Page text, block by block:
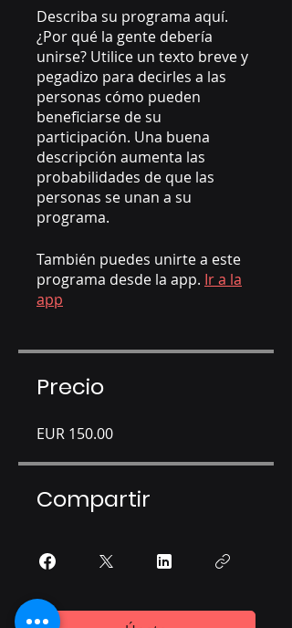
Describa su programa aquí.
¿Por qué la gente debería
unirse? Utilice un texto breve y
pegadizo para decirles a las
personas cómo pueden
beneficiarse de su
participación. Una buena
descripción aumenta las
probabilidades de que las
personas se unan a su
programa.
También puedes unirte a este
programa desde la app. Ir a la
app
Precio
EUR 150.00
Compartir